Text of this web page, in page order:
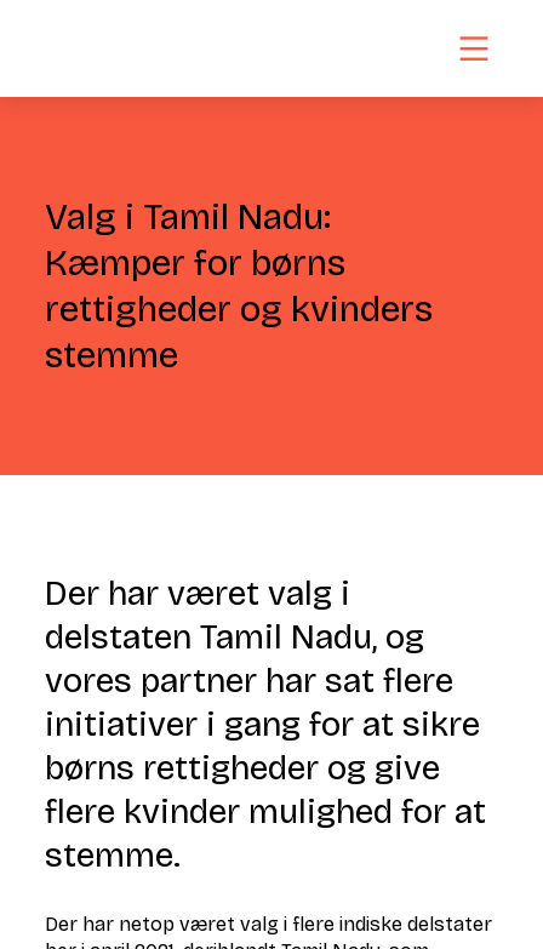
Valg i Tamil Nadu:
Kæmper for børns
rettigheder og kvinders
stemme
Der har været valg i
delstaten Tamil Nadu, og
vores partner har sat flere
initiativer i gang for at sikre
børns rettigheder og give
flere kvinder mulighed for at
stemme.
Der har netop været valg i flere indiske delstater